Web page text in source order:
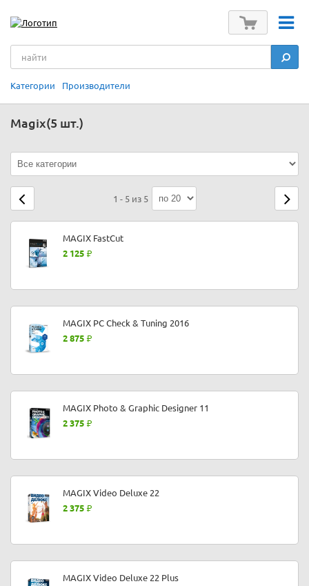
Категории Производители
Magix(5 шт.)
1 - 5 из 5
MAGIX FastCut
2 125
MAGIX PC Check & Tuning 2016
2 875
MAGIX Photo & Graphic Designer 11
2 375
MAGIX Video Deluxe 22
2 375
MAGIX Video Deluxe 22 Plus